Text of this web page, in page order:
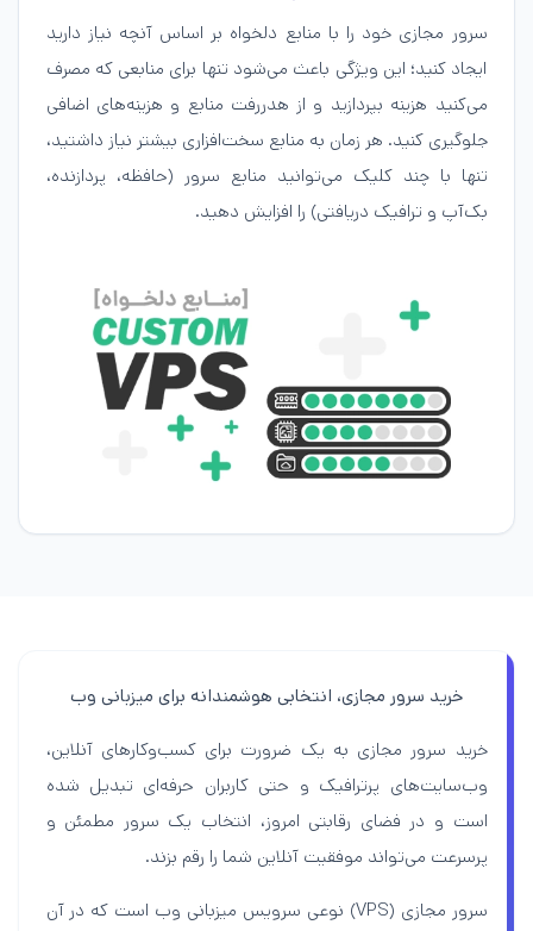
سرور مجازی خود را با منابع دلخواه بر اساس آنچه نیاز دارید
ایجاد کنید؛ این ویژگی باعث می‌شود تنها برای منابعی که مصرف
می‌کنید هزینه بپردازید و از هدررفت منابع و هزینه‌های اضافی
جلوگیری کنید. هر زمان به منابع سخت‌افزاری بیشتر نیاز داشتید،
تنها با چند کلیک می‌توانید منابع سرور (حافظه، پردازنده،
بک‌آپ و ترافیک دریافتی) را افزایش دهید.
خرید سرور مجازی، انتخابی هوشمندانه برای میزبانی وب
خرید سرور مجازی به یک ضرورت برای کسب‌وکارهای آنلاین،
وب‌سایت‌های پرترافیک و حتی کاربران حرفه‌ای تبدیل شده
است و در فضای رقابتی امروز، انتخاب یک سرور مطمئن و
پرسرعت می‌تواند موفقیت آنلاین شما را رقم بزند.
سرور مجازی (VPS) نوعی سرویس میزبانی وب است که در آن